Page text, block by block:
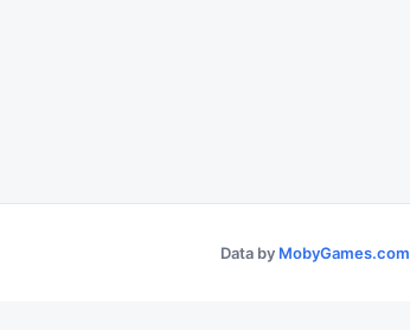
Data by MobyGames.com